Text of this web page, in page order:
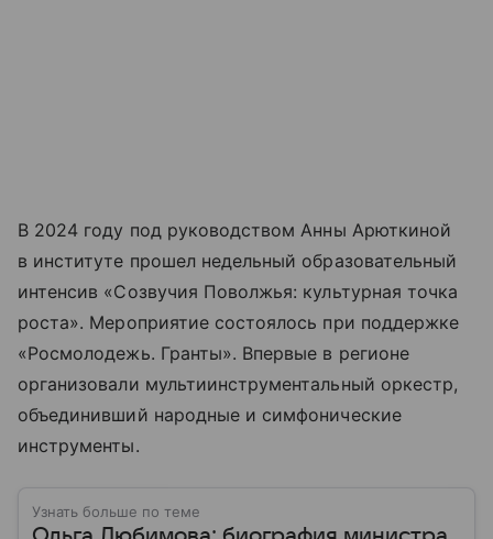
В 2024 году под руководством Анны Арюткиной
в институте прошел недельный образовательный
интенсив «Созвучия Поволжья: культурная точка
роста». Мероприятие состоялось при поддержке
«Росмолодежь. Гранты». Впервые в регионе
организовали мультиинструментальный оркестр,
объединивший народные и симфонические
инструменты.
Узнать больше по теме